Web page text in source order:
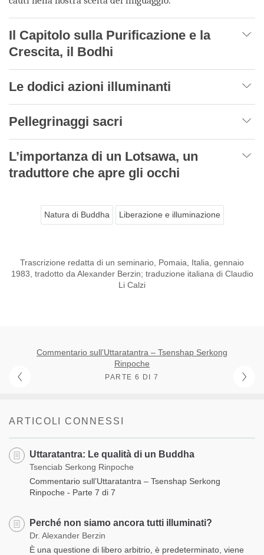
Il Capitolo sulla Purificazione e la
Crescita, il Bodhi
Le dodici azioni illuminanti
Pellegrinaggi sacri
L’importanza di un Lotsawa, un
traduttore che apre gli occhi
Natura di Buddha Liberazione e illuminazione
Trascrizione redatta di un seminario, Pomaia, Italia, gennaio
1983, tradotto da Alexander Berzin; traduzione italiana di Claudio
Li Calzi
Commentario sull’Uttaratantra – Tsenshap Serkong
Rinpoche
PARTE 6 DI 7
ARTICOLI CONNESSI
Uttaratantra: Le qualità di un Buddha
Tsenciab Serkong Rinpoche
Commentario sull’Uttaratantra – Tsenshap Serkong
Rinpoche - Parte 7 di 7
Perché non siamo ancora tutti illuminati?
Dr. Alexander Berzin
È una questione di libero arbitrio, è predeterminato, viene